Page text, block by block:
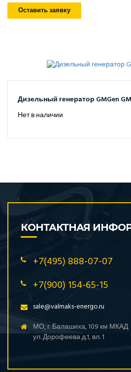
Оставить заявку
Дизельный генератор GMGen
Нет в наличии
КОНТАКТНАЯ
+7(495) 888-07-07
+7(900) 154-65-15
sale@valmaks-energo.ru
МО, г. Балашиха, 109 км МКАД
ул. Дорофеева д.1, вл. 1